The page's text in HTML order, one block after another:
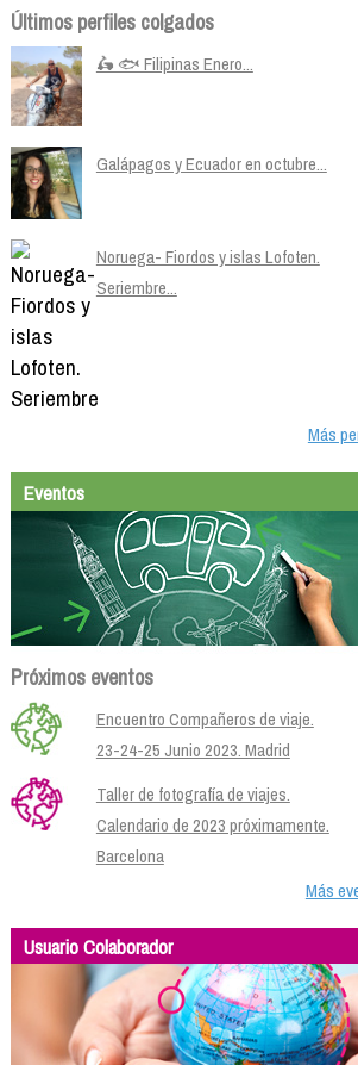
Últimos perfiles colgados
🛵 🐟 Filipinas Enero...
Galápagos y Ecuador en octubre...
Noruega- Fiordos y islas Lofoten.
Seriembre...
Más
Eventos
Próximos eventos
Encuentro Compañeros de viaje.
23-24-25 Junio 2023. Madrid
Taller de fotografía de viajes.
Calendario de 2023 próximamente.
Barcelona
Más
Usuario Colaborador